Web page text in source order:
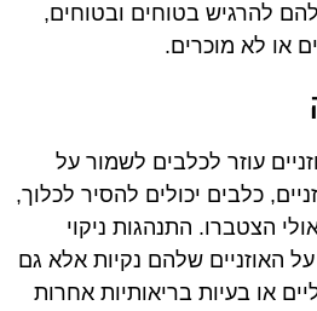
להרגיש בטוחים ובטוחים,
או לא מוכרים.
עוזר לכלבים לשמור על
כלבים יכולים להסיר לכלוך,
הצטברו. התנהגות ניקוי
האוזניים שלהם נקיות אלא גם
או בעיות בריאותיות אחרות